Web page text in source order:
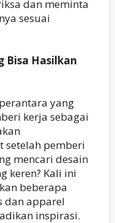
dan meminta
sesuai
Bisa Hasilkan
yang
kerja sebagai
setelah pemberi
mencari desain
keren? Kali ini
beberapa
dan apparel
inspirasi.